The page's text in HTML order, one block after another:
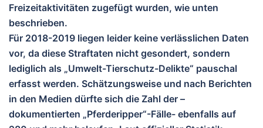
Freizeitaktivitäten zugefügt wurden, wie unten
beschrieben.
Für 2018-2019 liegen leider keine verlässlichen Daten
vor, da diese Straftaten nicht gesondert, sondern
lediglich als „Umwelt-Tierschutz-Delikte“ pauschal
erfasst werden. Schätzungsweise und nach Berichten
in den Medien dürfte sich die Zahl der –
dokumentierten „Pferderipper“-Fälle- ebenfalls auf